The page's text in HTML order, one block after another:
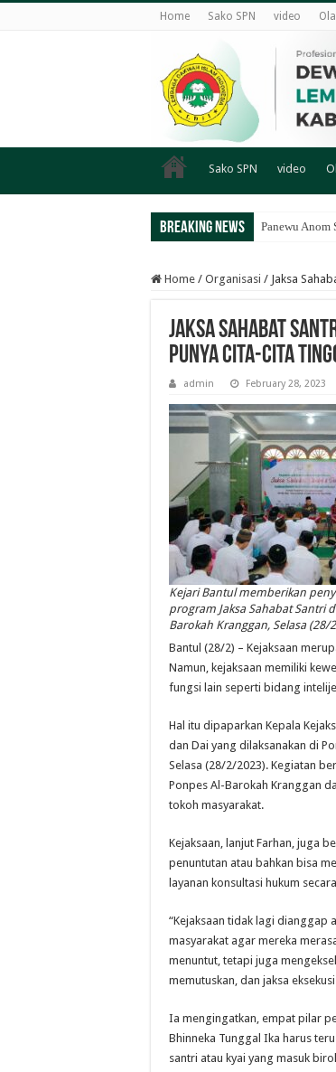
Home Sako SPN video
Sako SPN video
Breaking News Panewu
Home / Organisasi / Jaksa
Jaksa Sahabat
Punya Cita-cita
admin February 28, 2023
Kejari Bantul memberikan
program Jaksa Sahabat Santri
Barokah Kranggan, Selasa (28/
Bantul (28/2) – Kejaksaan
Namun, kejaksaan memiliki
fungsi lain seperti bidang
Hal itu dipaparkan Kepala
dan Dai yang dilaksanakan di
Selasa (28/2/2023). Kegiatan
Ponpes Al-Barokah Kranggan
tokoh masyarakat.
Kejaksaan, lanjut Farhan, juga
penuntutan atau bahkan bisa
layanan konsultasi hukum
“Kejaksaan tidak lagi dianggap
masyarakat agar mereka
menuntut, tetapi juga
memutuskan, dan jaksa
Ia mengingatkan, empat pilar
Bhinneka Tunggal Ika harus
santri atau kyai yang masuk